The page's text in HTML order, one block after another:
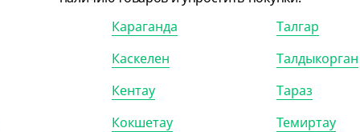
OneClick, 250 мл,
(6.03
Пакет с V дном, крафт, БУН,
Караганда
Каскелен
Кентау
Кокшетау
Талгар
Талдыкорган
Тараз
Темиртау